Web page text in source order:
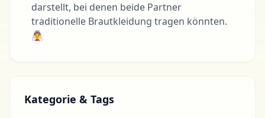
darstellt, bei denen beide Partner
traditionelle Brautkleidung tragen könnten.
👰‍♂️
Kategorie & Tags